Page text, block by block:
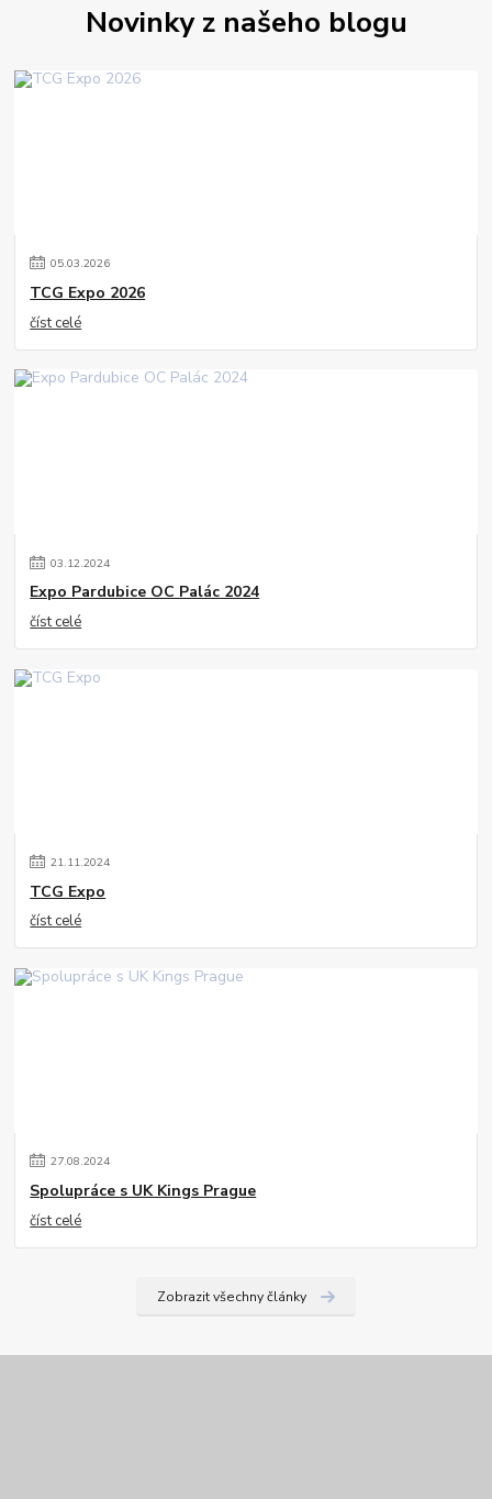
Novinky z našeho blogu
05.03.2026
TCG Expo 2026
číst celé
03.12.2024
Expo Pardubice OC Palác 2024
číst celé
21.11.2024
TCG Expo
číst celé
27.08.2024
Spolupráce s UK Kings Prague
číst celé
Zobrazit všechny články